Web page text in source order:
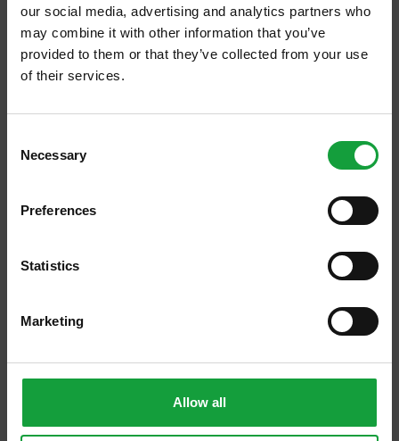
our social media, advertising and analytics partners who
may combine it with other information that you’ve
provided to them or that they’ve collected from your use
of their services.
Selection
Necessary
Preferences
Statistics
Marketing
Allow all
La Notte dei Maestri del Lievito Madre torna
ISCRIVITI ALLA NEWSLETTER
Resta aggiornato su tutte le ultime novita nel campo